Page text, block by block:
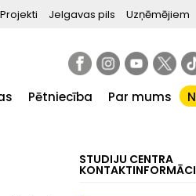
Projekti Jelgavas pils Uzņēmējiem
Pētniecība Par mums
STUDIJU CENTRA